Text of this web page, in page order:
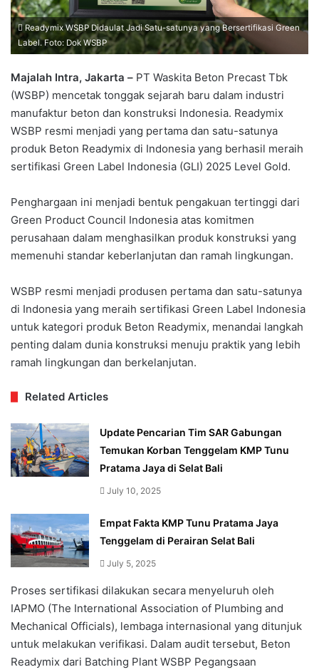
Readymix WSBP Didaulat Jadi Satu-satunya yang Bersertifikasi Green
Label. Foto: Dok WSBP
Majalah Intra, Jakarta – PT Waskita Beton Precast Tbk
(WSBP) mencetak tonggak sejarah baru dalam industri
manufaktur beton dan konstruksi Indonesia. Readymix
WSBP resmi menjadi yang pertama dan satu-satunya
produk Beton Readymix di Indonesia yang berhasil meraih
sertifikasi Green Label Indonesia (GLI) 2025 Level Gold.
Penghargaan ini menjadi bentuk pengakuan tertinggi dari
Green Product Council Indonesia atas komitmen
perusahaan dalam menghasilkan produk konstruksi yang
memenuhi standar keberlanjutan dan ramah lingkungan.
WSBP resmi menjadi produsen pertama dan satu-satunya
di Indonesia yang meraih sertifikasi Green Label Indonesia
untuk kategori produk Beton Readymix, menandai langkah
penting dalam dunia konstruksi menuju praktik yang lebih
ramah lingkungan dan berkelanjutan.
Related Articles
Update Pencarian Tim SAR Gabungan
Temukan Korban Tenggelam KMP Tunu
Pratama Jaya di Selat Bali
July 10, 2025
Empat Fakta KMP Tunu Pratama Jaya
Tenggelam di Perairan Selat Bali
July 5, 2025
Proses sertifikasi dilakukan secara menyeluruh oleh
IAPMO (The International Association of Plumbing and
Mechanical Officials), lembaga internasional yang ditunjuk
untuk melakukan verifikasi. Dalam audit tersebut, Beton
Readymix dari Batching Plant WSBP Pegangsaan